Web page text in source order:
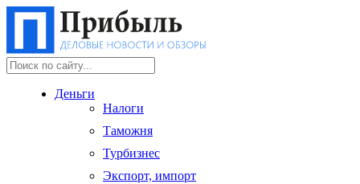
Деньги
Налоги
Таможня
Турбизнес
Экспорт, импорт